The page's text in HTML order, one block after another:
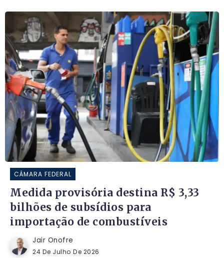
CÂMARA FEDERAL
Medida provisória destina R$ 3,33
bilhões de subsídios para
importação de combustíveis
Jair Onofre
24 De Julho De 2026